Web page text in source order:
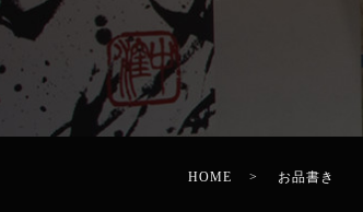
HOME お品書き